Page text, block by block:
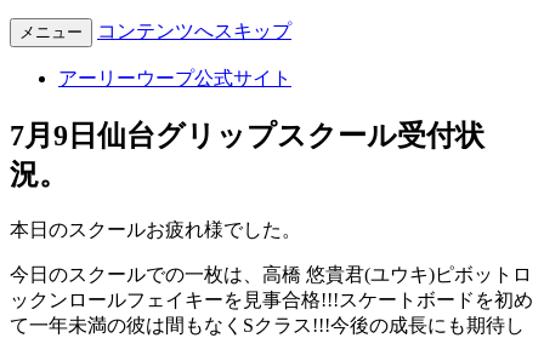
メニュー コンテンツへスキップ
アーリーウープ公式サイト
7月9日仙台グリップスクール受付状
況。
本日のスクールお疲れ様でした。
今日のスクールでの一枚は、高橋 悠貴君(ユウキ)ピボットロ
ックンロールフェイキーを見事合格!!!スケートボードを初め
て一年未満の彼は間もなくSクラス!!!今後の成長にも期待し